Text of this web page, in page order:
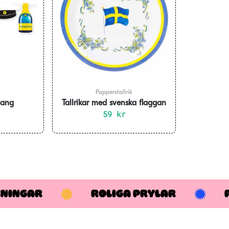
&
Papperstallrik
Tallrikar med svenska flaggan
8-pack
59 kr
ROLIGA PRYLAR